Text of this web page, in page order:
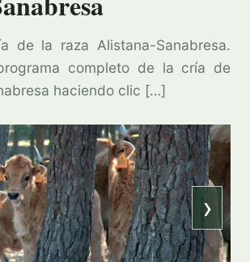
de la raza Alistana-Sanabresa.
completo de la cría de
haciendo clic […]
›